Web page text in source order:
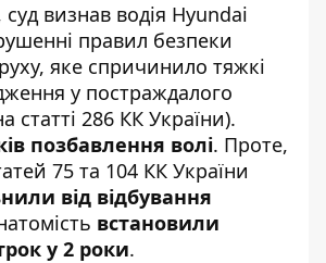
суд визнав водія Hyundai
правил безпеки
яке спричинило тяжкі
у постраждалого
статті 286 КК України).
позбавлення волі. Проте,
75 та 104 КК України
від відбування
встановили
у 2 роки.